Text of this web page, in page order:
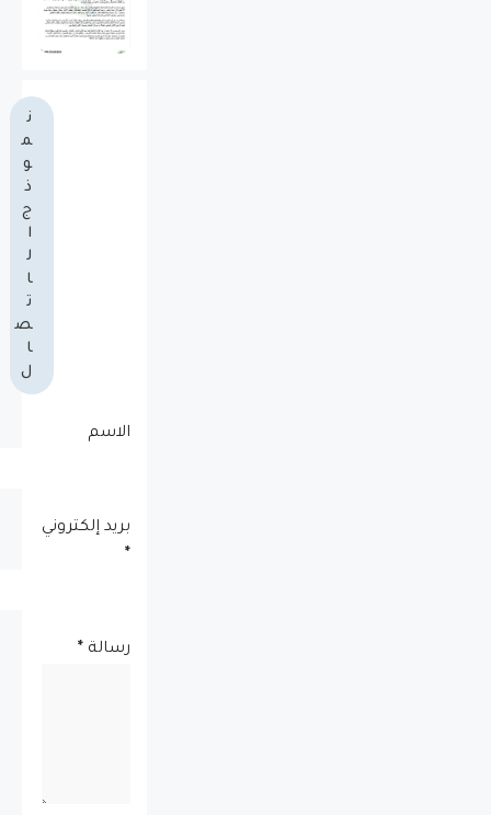
ن
م
و
ذ
ج
ا
ل
ا
ت
ص
ا
ل
الاسم
بريد إلكتروني
*
رسالة *